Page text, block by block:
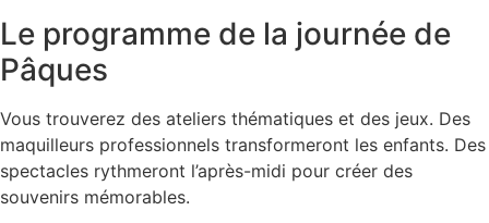
Le programme de la journée de
Pâques
Vous trouverez des ateliers thématiques et des jeux. Des
maquilleurs professionnels transformeront les enfants. Des
spectacles rythmeront l’après-midi pour créer des
souvenirs mémorables.